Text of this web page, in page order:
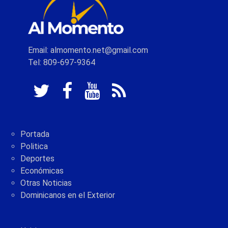
Email: almomento.net@gmail.com
Tel: 809-697-9364
Portada
Politica
Deportes
Económicas
Otras Noticias
Dominicanos en el Exterior